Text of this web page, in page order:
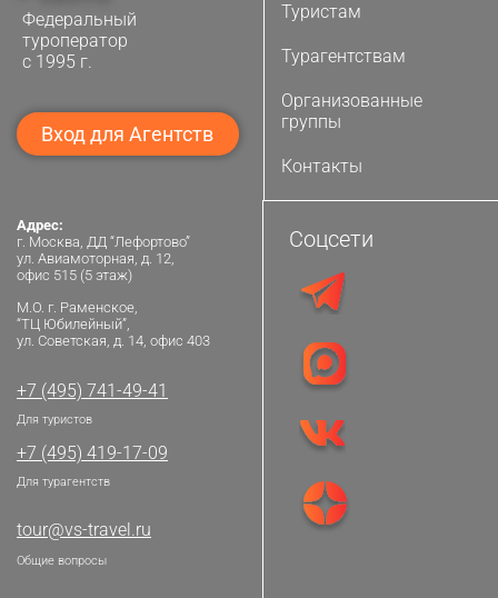
Федеральный
туроператор
с 1995 г.
Вход для Агентств
Туристам
Турагентствам
Организованные
группы
Контакты
Адрес:
г. Москва, ДД “Лефортово”
ул. Авиамоторная, д. 12,
офис 515 (5 этаж)
М.О. г. Раменское,
“ТЦ Юбилейный”,
ул. Советская, д. 14, офис 403
+7 (495) 741-49-41
Для туристов
+7 (495) 419-17-09
Для турагентств
tour@vs-travel.ru
Общие вопросы
Соцсети